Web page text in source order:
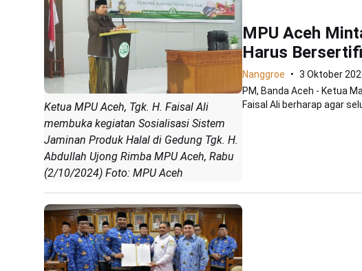
Ketua MPU Aceh, Tgk. H. Faisal Ali
membuka kegiatan Sosialisasi Sistem
Jaminan Produk Halal di Gedung Tgk. H.
Abdullah Ujong Rimba MPU Aceh, Rabu
(2/10/2024) Foto: MPU Aceh
MPU Aceh
Harus
Nanggroe
3 Oktober
PM, Banda Aceh - Ketua
Faisal Ali berharap agar